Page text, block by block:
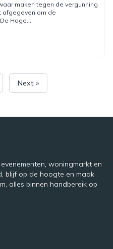
maken tegen de vergunning
afgegeven om de
Hoge...
Next »
woningmarkt en
blijf op de hoogte en maak
alles binnen handbereik op